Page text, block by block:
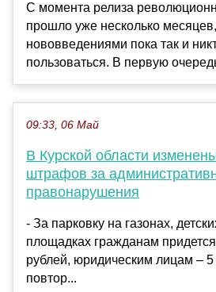
С момента релиза
прошло уже несколько
нововведениями пока так и
пользоваться. В первую
09:33, 06 Май
В Курской области
штрафов за
правонарушения
- За парковку на газонах,
площадках гражданам
рублей, юридическим лицам –
повтор...